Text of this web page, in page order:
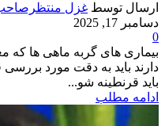
ارسال توسط غزل
دسامبر 17, 2025
0
بیماری های گربه ماهی ها که
دارند باید به دقت مورد
باید قرنطینه شو...
ادامه مطلب